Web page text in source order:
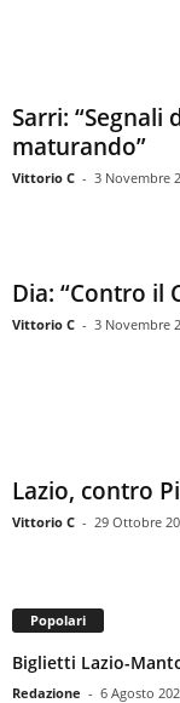
Sarri: “Segnali
maturando”
Vittorio C - 3 Novembre
Dia: “Contro il
Vittorio C - 3 Novembre
Lazio, contro
Vittorio C - 29 Ottobre
Popolari
Biglietti Lazio-
Redazione - 6 Agosto